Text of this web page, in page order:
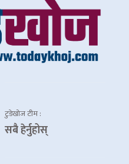
टुडेखोज टीम :
सबै हेर्नुहोस्